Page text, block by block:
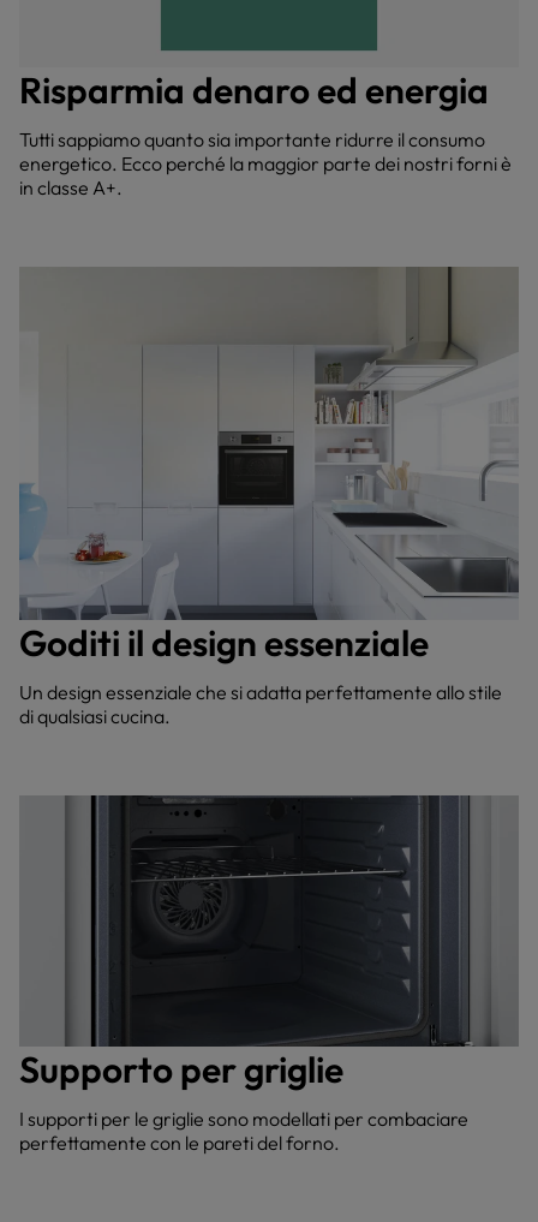
Risparmia denaro ed energia
Tutti sappiamo quanto sia importante ridurre il consumo
energetico. Ecco perché la maggior parte dei nostri forni è
in classe A+.
Goditi il design essenziale
Un design essenziale che si adatta perfettamente allo stile
di qualsiasi cucina.
Supporto per griglie
I supporti per le griglie sono modellati per combaciare
perfettamente con le pareti del forno.